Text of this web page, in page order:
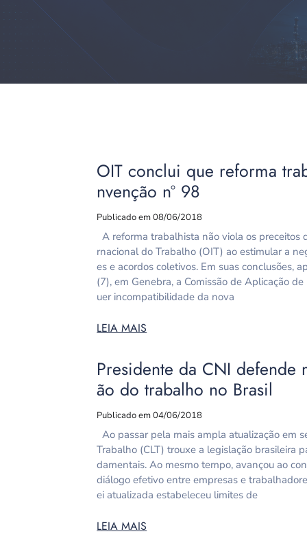
OIT conclui que reforma
nvenção nº 98
Publicado em 08/06/2018
A reforma trabalhista não viola os preceitos
rnacional do Trabalho (OIT) ao estimular a
es e acordos coletivos. Em suas conclusões,
(7), em Genebra, a Comissão de Aplicação
uer incompatibilidade da nova
LEIA MAIS
Presidente da CNI defende
ão do trabalho no Brasil
Publicado em 04/06/2018
Ao passar pela mais ampla atualização em
Trabalho (CLT) trouxe a legislação brasileira
damentais. Ao mesmo tempo, avançou ao
diálogo efetivo entre empresas e
ei atualizada estabeleceu limites de
LEIA MAIS